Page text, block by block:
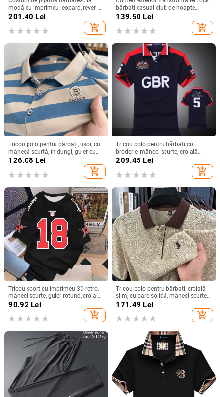
modă cu imprimeu leopard, rever cu
mânecă scurtă și pantaloni scurți,
confortabil și prietenos cu pielea,
ținută casual confortabilă pentru
201.40 Lei
add_shopping_cart
bărbați casual club de noapte
strălucitor rever cămașă scenă dur
tip cămașă cu mânecă lungă
pentru bărbați
139.50 Lei
add_shopping_cart
Tricou polo pentru bărbați, ușor, cu
mânecă scurtă, în dungi, guler cu
nervuri, croială lejeră
126.08 Lei
add_shopping_cart
Tricou polo pentru bărbați cu
broderie, mâneci scurte, croială
mulată, design cu blocuri
209.45 Lei
add_shopping_cart
Tricou sport cu imprimeu 3D retro,
mâneci scurte, guler rotund, croială
lejeră, plasă din poliester respirabil
90.92 Lei
add_shopping_cart
Tricou polo pentru bărbați, croială
slim, culoare solidă, mâneci scurte,
stil business casual, cu guler polo și
171.49 Lei
add_shopping_cart